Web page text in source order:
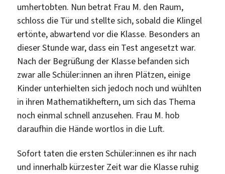
umhertobten. Nun betrat Frau M. den Raum,
schloss die Tür und stellte sich, sobald die Klingel
ertönte, abwartend vor die Klasse. Besonders an
dieser Stunde war, dass ein Test angesetzt war.
Nach der Begrüßung der Klasse befanden sich
zwar alle Schüler:innen an ihren Plätzen, einige
Kinder unterhielten sich jedoch noch und wühlten
in ihren Mathematikheftern, um sich das Thema
noch einmal schnell anzusehen. Frau M. hob
daraufhin die Hände wortlos in die Luft.
Sofort taten die ersten Schüler:innen es ihr nach
und innerhalb kürzester Zeit war die Klasse ruhig